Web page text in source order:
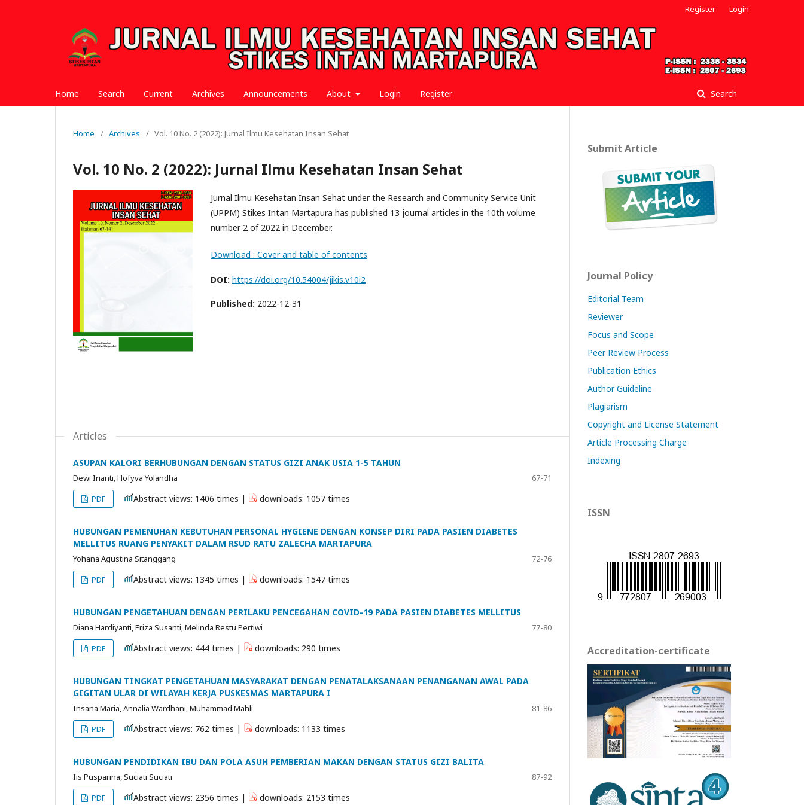
Home Search Current Archives Announcements About Login Register Search
Register Login
Home / Archives / Vol. 10 No. 2 (2022): Jurnal Ilmu Kesehatan Insan Sehat
Vol. 10 No. 2 (2022): Jurnal Ilmu Kesehatan Insan Sehat
Jurnal Ilmu Kesehatan Insan Sehat under the Research and Community Service Unit
(UPPM) Stikes Intan Martapura has published 13 journal articles in the 10th volume
number 2 of 2022 in December.
Download : Cover and table of contents
DOI: https://doi.org/10.54004/jikis.v10i2
Published: 2022-12-31
Articles
ASUPAN KALORI BERHUBUNGAN DENGAN STATUS GIZI ANAK USIA 1-5 TAHUN
Dewi Irianti, Hofyva Yolandha
67-71
PDF
Abstract views: 1406 times | downloads: 1057 times
HUBUNGAN PEMENUHAN KEBUTUHAN PERSONAL HYGIENE DENGAN KONSEP DIRI PADA PASIEN DIABETES
MELLITUS RUANG PENYAKIT DALAM RSUD RATU ZALECHA MARTAPURA
Yohana Agustina Sitanggang
72-76
PDF
Abstract views: 1345 times | downloads: 1547 times
HUBUNGAN PENGETAHUAN DENGAN PERILAKU PENCEGAHAN COVID-19 PADA PASIEN DIABETES MELLITUS
Diana Hardiyanti, Eriza Susanti, Melinda Restu Pertiwi
77-80
PDF
Abstract views: 444 times | downloads: 290 times
HUBUNGAN TINGKAT PENGETAHUAN MASYARAKAT DENGAN PENATALAKSANAAN PENANGANAN AWAL PADA
GIGITAN ULAR DI WILAYAH KERJA PUSKESMAS MARTAPURA I
Insana Maria, Annalia Wardhani, Muhammad Mahli
81-86
PDF
Abstract views: 762 times | downloads: 1133 times
HUBUNGAN PENDIDIKAN IBU DAN POLA ASUH PEMBERIAN MAKAN DENGAN STATUS GIZI BALITA
Iis Pusparina, Suciati Suciati
87-92
PDF
Abstract views: 2356 times | downloads: 2153 times
Submit Article
Journal Policy
Editorial Team
Reviewer
Focus and Scope
Peer Review Process
Publication Ethics
Author Guideline
Plagiarism
Copyright and License Statement
Article Processing Charge
Indexing
ISSN
Accreditation-certificate